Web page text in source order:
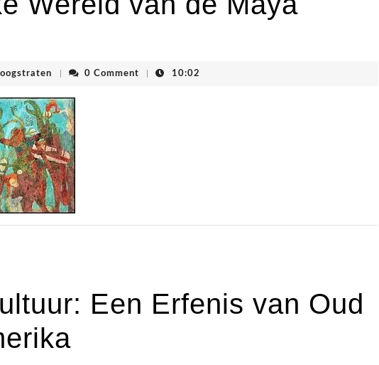
cdenvhoogstraten
0 Comment 10:02
Een Erfenis van Oud